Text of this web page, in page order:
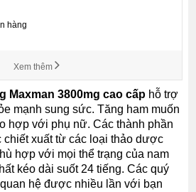
hàng
Xem thêm
3800mg cao cấp hỗ trợ
mạnh sung sức. Tăng ham muốn
hợp với phụ nữ. Các thành phần
xuất từ các loại thảo dược
hợp với mọi thể trạng của nam
kéo dài suốt 24 tiếng. Các quý
hệ được nhiều lần với bạn